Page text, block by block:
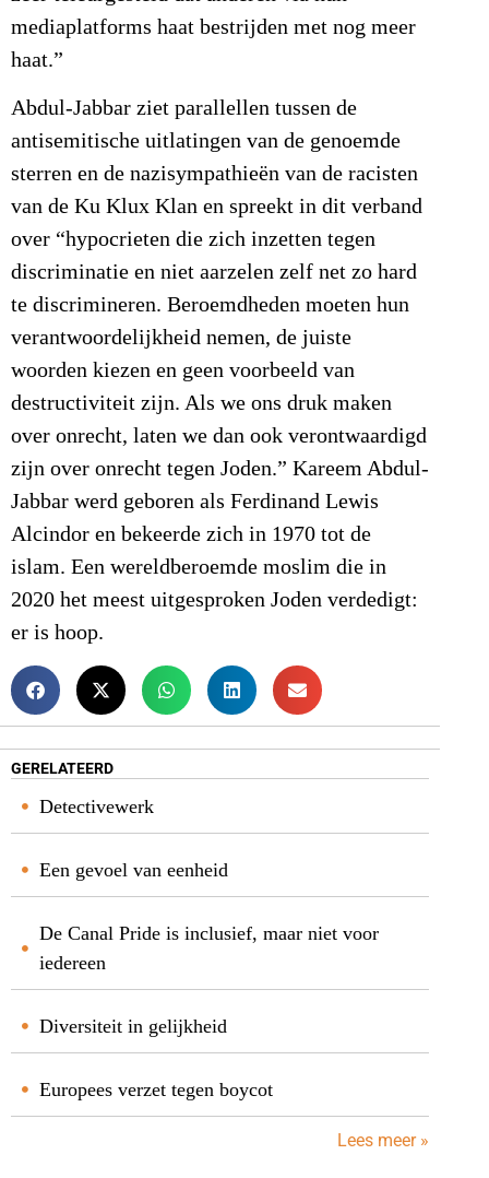
mediaplatforms haat bestrijden met nog meer
haat.”
Abdul-Jabbar ziet parallellen tussen de
antisemitische uitlatingen van de genoemde
sterren en de nazisympathieën van de racisten
van de Ku Klux Klan en spreekt in dit verband
over “hypocrieten die zich inzetten tegen
discriminatie en niet aarzelen zelf net zo hard
te discrimineren. Beroemdheden moeten hun
verantwoordelijkheid nemen, de juiste
woorden kiezen en geen voorbeeld van
destructiviteit zijn. Als we ons druk maken
over onrecht, laten we dan ook verontwaardigd
zijn over onrecht tegen Joden.” Kareem Abdul-
Jabbar werd geboren als Ferdinand Lewis
Alcindor en bekeerde zich in 1970 tot de
islam. Een wereldberoemde moslim die in
2020 het meest uitgesproken Joden verdedigt:
er is hoop.
GERELATEERD
Detectivewerk
Een gevoel van eenheid
De Canal Pride is inclusief, maar niet voor
iedereen
Diversiteit in gelijkheid
Europees verzet tegen boycot
Lees meer »